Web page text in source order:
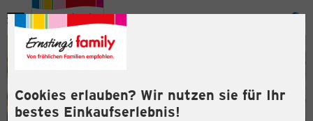
Cookies erlauben? Wir nutzen sie für Ihr
bestes Einkaufserlebnis!
Menü